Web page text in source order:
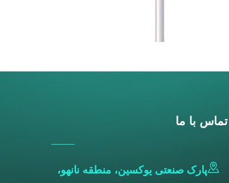
تماس با ما
پارک صنعتی یوکسین، منطقه نانهو،